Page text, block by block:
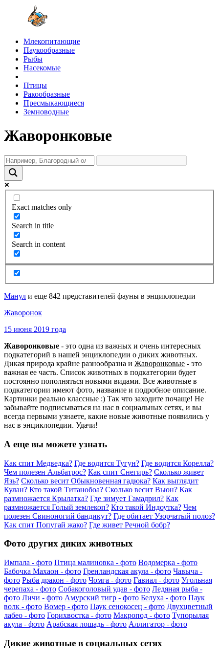
Млекопитающие
Паукообразные
Рыбы
Насекомые
Птицы
Ракообразные
Пресмыкающиеся
Земноводные
Жаворонковые
Exact matches only
Search in title
Search in content
Манул и еще 842 представителей фауны в энциклопедии
Жаворонок
15 июня 2019 года
Жаворонковые - это одна из важных и очень интересных
подкатегорий в нашей энциклопедии о диких животных.
Дикая природа крайне разнообразна и Жаворонковые - это
важная ее часть. Список животных в подкатегории будет
постоянно пополняться новыми видами. Все животные в
подкатегории имеют фото, название и подробное описание.
Картинки реально классные :) Так что заходите почаще! Не
забывайте подписываться на нас в социальных сетях, и вы
всегда первыми узнаете, какие новые животные появились у
нас в энциклопедии. Удачи!
А еще вы можете узнать
Как спит Медведка? Где водится Тугун? Где водится Корелла?
Чем полезен Альбатрос? Как спит Снегирь? Сколько живет
Язь? Сколько весит Обыкновенная гадюка? Как выглядит
Кулан? Кто такой Титанобоа? Сколько весит Вьюн? Как
размножается Крылатка? Где зимует Гамадрил? Как
размножается Голый землекоп? Кто такой Индоутка? Чем
полезен Свиноногий бандикут? Где обитает Узорчатый полоз?
Как спит Попугай жако? Где живет Речной бобр?
Фото других диких животных
Импала - фото Птица малиновка - фото Водомерка - фото
Бабочка Махаон - фото Гренландская акула - фото Чавыча -
фото Рыба дракон - фото Чомга - фото Гавиал - фото Угольная
черепаха - фото Собакоголовый удав - фото Ледяная рыба -
фото Личи - фото Амурский тигр - фото Белуха - фото Паук
волк - фото Вомер - фото Паук сенокосец - фото Двухцветный
лабео - фото Горихвостка - фото Макропод - фото Тупорылая
акула - фото Арабская лошадь - фото Аллигатор - фото
Дикие животные в социальных сетях